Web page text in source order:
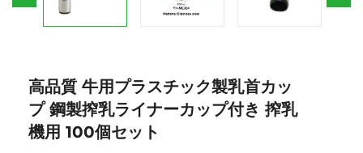
高品質 牛用プラスチック製乳首カッ
プ 鋼製搾乳ライナーカップ付き 搾乳
機用 100個セット